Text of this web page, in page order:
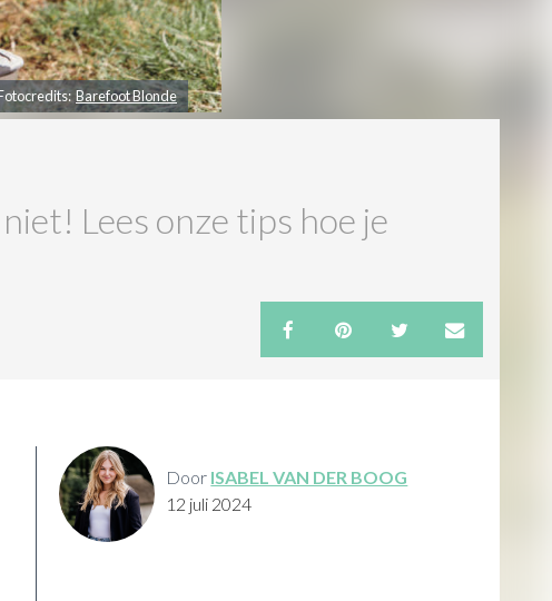
Barefoot Blonde
Lees onze tips hoe je
Door ISABEL VAN DER BOOG
12 juli 2024